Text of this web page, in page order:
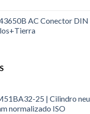
AC Conector DIN
25 | Cilindro
normalizado ISO